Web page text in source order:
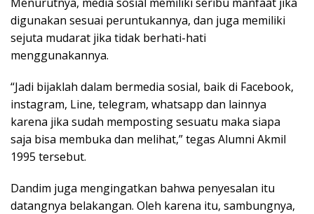
digunakan sesuai peruntukannya, dan juga memiliki
sejuta mudarat jika tidak berhati-hati
menggunakannya.
“Jadi bijaklah dalam bermedia sosial, baik di Facebook,
instagram, Line, telegram, whatsapp dan lainnya
karena jika sudah memposting sesuatu maka siapa
saja bisa membuka dan melihat,” tegas Alumni Akmil
1995 tersebut.
Dandim juga mengingatkan bahwa penyesalan itu
datangnya belakangan. Oleh karena itu, sambungnya,